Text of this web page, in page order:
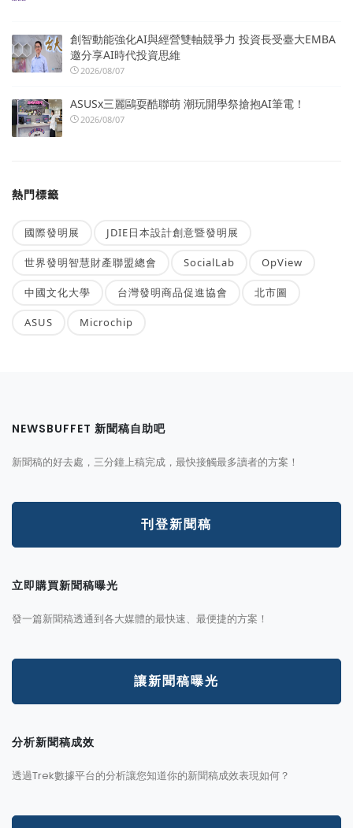
創智動能強化AI與經營雙軸競爭力 投資長受臺大EMBA
邀分享AI時代投資思維
2026/08/07
ASUSx三麗鷗耍酷聯萌 潮玩開學祭搶抱AI筆電！
2026/08/07
熱門標籤
國際發明展 JDIE日本設計創意暨發明展
世界發明智慧財產聯盟總會 SocialLab OpView
中國文化大學 台灣發明商品促進協會 北市圖
ASUS Microchip
NEWSBUFFET 新聞稿自助吧
新聞稿的好去處，三分鐘上稿完成，最快接觸最多讀者的方案！
刊登新聞稿
立即購買新聞稿曝光
發一篇新聞稿透通到各大媒體的最快速、最便捷的方案！
讓新聞稿曝光
分析新聞稿成效
透過Trek數據平台的分析讓您知道你的新聞稿成效表現如何？